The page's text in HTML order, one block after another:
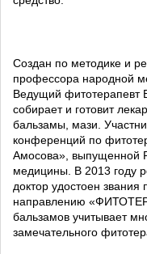
Создан по методике и
профессора народной
Ведущий фитотерапевт
собирает и готовит
бальзамы, мази.
конференций по
Амосова», выпущенной
медицины. В 2013 году
доктор удостоен
направлению
бальзамов учитывает
замечательного